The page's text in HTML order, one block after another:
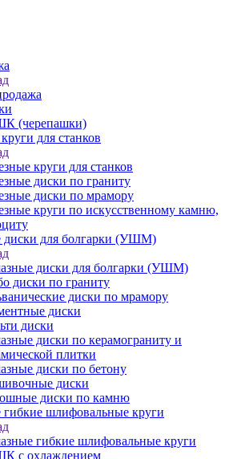
(черепашки)
для станков
круги для станков
диски по граниту
диски по мрамору
круги по искусственному камню,
диски для болгарки (УШМ)
диски для болгарки (УШМ)
диски по граниту
диски по мрамору
диски
диски
диски по керамограниту и
плитки
диски по бетону
диски
диски по камню
шлифовальные круги
гибкие шлифовальные круги
с охлаждением